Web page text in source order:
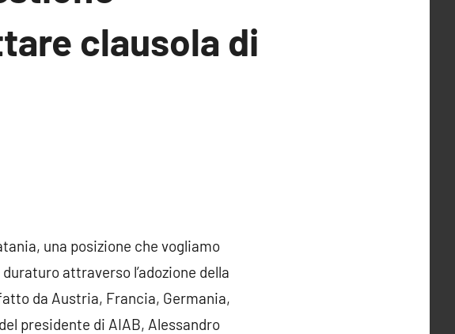
clausola di
una posizione che vogliamo
attraverso l’adozione della
da Austria, Francia, Germania,
presidente di AIAB, Alessandro